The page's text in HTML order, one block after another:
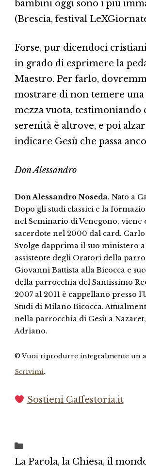
bambini oggi sono i più
(Brescia, festival
Forse, pur dicendoci
in grado di esprimere la
Maestro. Per farlo,
mostrare di non temere una
mezza vuota, testimoniando
serenità è altrove, e poi
indicare Gesù che passa
Don Alessandro
Don Alessandro Noseda. Nato a
Dopo gli studi classici e la
nel Seminario di Venegono, viene
sacerdote nel 2000 dal card.
Svolge dapprima il suo ministero
assistente degli Oratori della
Giovanni Battista alla Bicocca e
della parrocchia del Santissimo
2007 al 2011 è cappellano presso
Studi di Milano Bicocca.
nella parrocchia di Gesù a
Adriano.
© Vuoi riprodurre integralmente un
Scrivimi.
Sostieni Caffestoria.it
La Parola, la Chiesa, il